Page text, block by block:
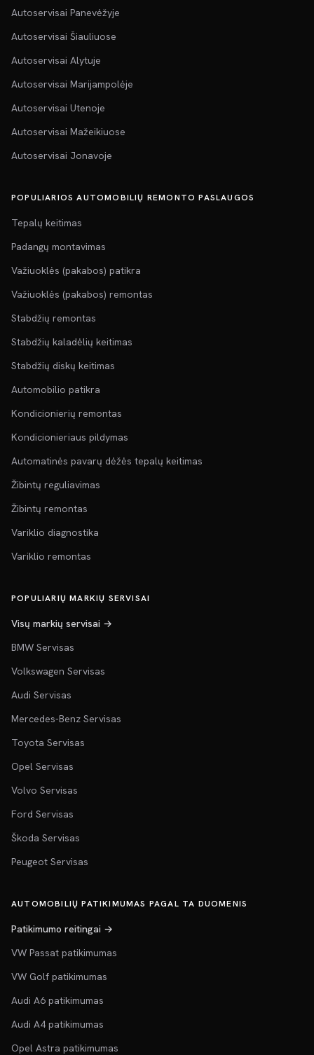
Autoservisai Panevėžyje
Autoservisai Šiauliuose
Autoservisai Alytuje
Autoservisai Marijampolėje
Autoservisai Utenoje
Autoservisai Mažeikiuose
Autoservisai Jonavoje
POPULIARIOS AUTOMOBILIŲ REMONTO PASLAUGOS
Tepalų keitimas
Padangų montavimas
Važiuoklės (pakabos) patikra
Važiuoklės (pakabos) remontas
Stabdžių remontas
Stabdžių kaladėlių keitimas
Stabdžių diskų keitimas
Automobilio patikra
Kondicionierių remontas
Kondicionieriaus pildymas
Automatinės pavarų dėžės tepalų keitimas
Žibintų reguliavimas
Žibintų remontas
Variklio diagnostika
Variklio remontas
POPULIARIŲ MARKIŲ SERVISAI
Visų markių servisai →
BMW Servisas
Volkswagen Servisas
Audi Servisas
Mercedes-Benz Servisas
Toyota Servisas
Opel Servisas
Volvo Servisas
Ford Servisas
Škoda Servisas
Peugeot Servisas
AUTOMOBILIŲ PATIKIMUMAS PAGAL TA DUOMENIS
Patikimumo reitingai →
VW Passat patikimumas
VW Golf patikimumas
Audi A6 patikimumas
Audi A4 patikimumas
Opel Astra patikimumas